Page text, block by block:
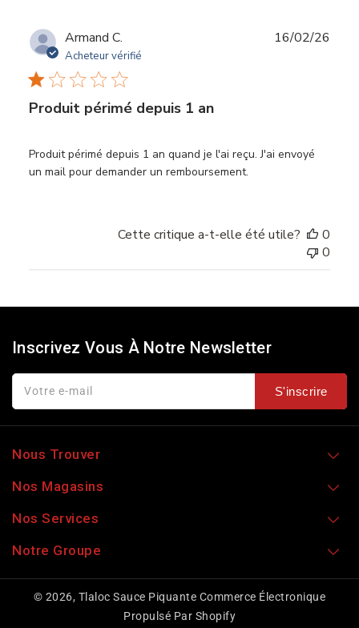
Armand C.
Acheteur vérifié
Produit périmé depuis 1 an
Produit périmé depuis 1 an quand je l'ai reçu. J'ai envoyé
un mail pour demander un remboursement.
16/02/26
Cette critique a-t-elle été utile?
0
0
Inscrivez Vous À Notre Newsletter
Votre e-mail S'inscrire
Nous Trouver
Nos Magasins
Nos Services
Notre Groupe
© 2026, Tlaloc Sauce Piquante Commerce Électronique
Propulsé Par Shopify